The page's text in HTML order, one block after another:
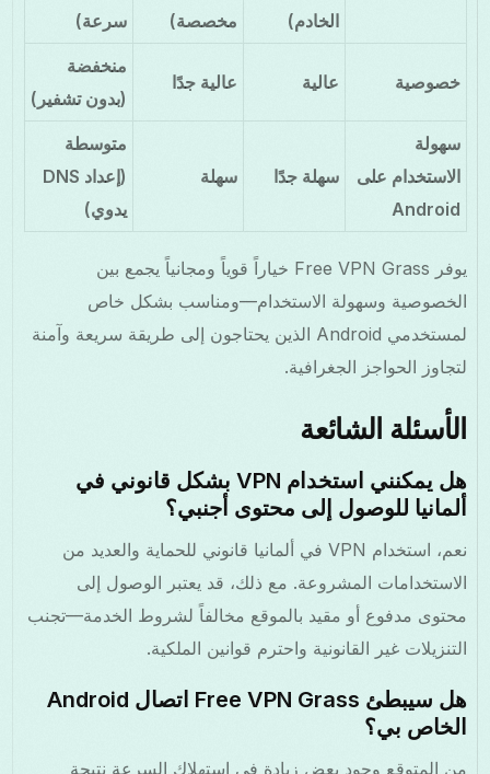
الخادم)
مخصصة)
سرعة)
خصوصية عالية عالية جدًا
منخفضة
(بدون تشفير)
سهولة
الاستخدام على
Android
سهلة جدًا سهلة
متوسطة
(إعداد DNS
يدوي)
يوفر Free VPN Grass خياراً قوياً ومجانياً يجمع بين
الخصوصية وسهولة الاستخدام—ومناسب بشكل خاص
لمستخدمي Android الذين يحتاجون إلى طريقة سريعة وآمنة
لتجاوز الحواجز الجغرافية.
الأسئلة الشائعة
هل يمكنني استخدام VPN بشكل قانوني في
ألمانيا للوصول إلى محتوى أجنبي؟
نعم، استخدام VPN في ألمانيا قانوني للحماية والعديد من
الاستخدامات المشروعة. مع ذلك، قد يعتبر الوصول إلى
محتوى مدفوع أو مقيد بالموقع مخالفاً لشروط الخدمة—تجنب
التنزيلات غير القانونية واحترم قوانين الملكية.
هل سيبطئ Free VPN Grass اتصال Android
الخاص بي؟
من المتوقع وجود بعض زيادة في استهلاك السرعة نتيجة